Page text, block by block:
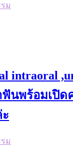
ม
intraoral
นพร้อมเปิด
ม